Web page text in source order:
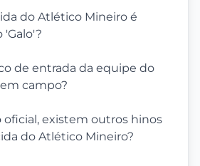
do Atlético Mineiro é
de entrada da equipe do
campo?
oficial, existem outros hinos
do Atlético Mineiro?